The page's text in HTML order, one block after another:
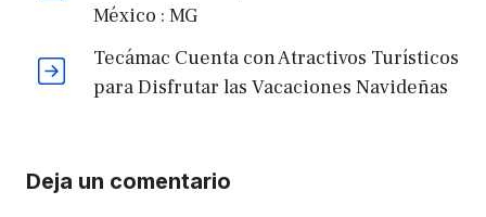
México : MG
Tecámac Cuenta con Atractivos Turísticos
para Disfrutar las Vacaciones Navideñas
Deja un comentario